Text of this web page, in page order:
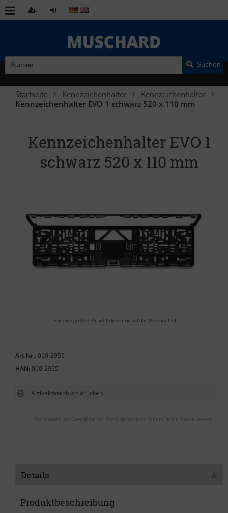
Suchen
Startseite Kennzeichenhalter
Kennzeichenhalter
Kennzeichenhalter EVO 1 schwarz 520 x 110 mm
Kennzeichenhalter EVO 1
schwarz 520 x 110 mm
Für eine größere Ansicht klicken Sie auf das Vorschaubild
Sie können als Gast (bzw. mit Ihrem derzeitigen Status) keine Preise sehen.
Art.Nr.: 060-2955
HAN: 060-2955
Artikeldatenblatt drucken
Details
Produktbeschreibung